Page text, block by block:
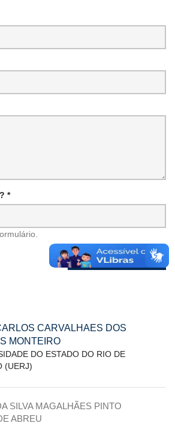
*
CARVALHAES DOS
MONTEIRO
DO ESTADO DO RIO DE
(UERJ)
SILVA MAGALHÃES PINTO
ABREU